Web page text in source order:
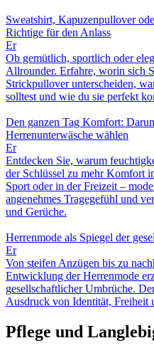
Sweatshirt, Kapuzenpullover
Richtige für den Anlass
Er
Ob gemütlich, sportlich oder
Allrounder. Erfahre, worin sich
Strickpullover unterscheiden,
solltest und wie du sie perfekt
Den ganzen Tag Komfort:
Herrenunterwäsche wählen
Er
Entdecken Sie, warum
der Schlüssel zu mehr Komfort
Sport oder in der Freizeit –
angenehmes Tragegefühl und
und Gerüche.
Herrenmode als Spiegel der
Er
Von steifen Anzügen bis zu
Entwicklung der Herrenmode
gesellschaftlicher Umbrüche.
Ausdruck von Identität, Freiheit
Pflege und